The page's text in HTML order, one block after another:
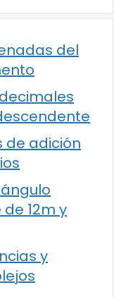
del
de adición
12m y
y